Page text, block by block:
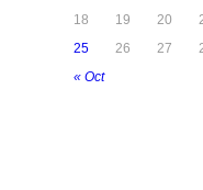
« Oct
18
19 20
25
26 27